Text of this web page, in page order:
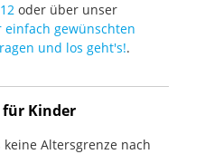
oder über unser
einfach gewünschten
und los geht's!.
Kinder
Altersgrenze nach